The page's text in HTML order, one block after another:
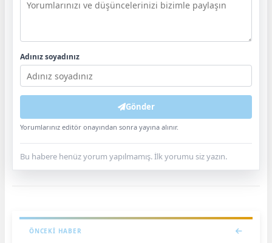
Adınız soyadınız
Gönder
Yorumlarınız editör onayından sonra yayına alınır.
Bu habere henüz yorum yapılmamış. İlk yorumu siz yazın.
ÖNCEKI HABER